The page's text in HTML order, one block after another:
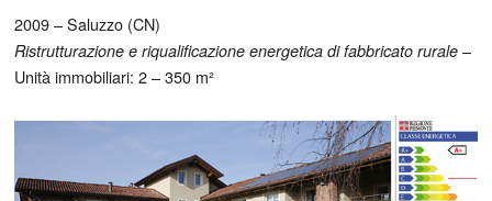
2009 – Saluzzo (CN)
Ristrutturazione e riqualificazione energetica di fabbricato rurale –
Unità immobiliari: 2 – 350 m²